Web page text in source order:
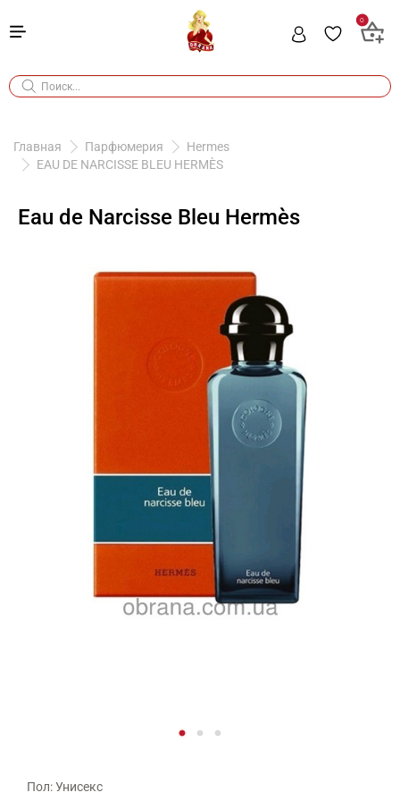
0
Главная Парфюмерия
Hermes
EAU DE NARCISSE BLEU HERMÈS
Eau de Narcisse Bleu Hermès
Пол: Унисекс